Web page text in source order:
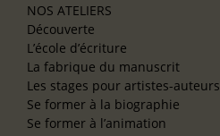
NOS ATELIERS
Découverte
L’école d’écriture
La fabrique du manuscrit
Les stages pour artistes-auteurs
Se former à la biographie
Se former à l’animation